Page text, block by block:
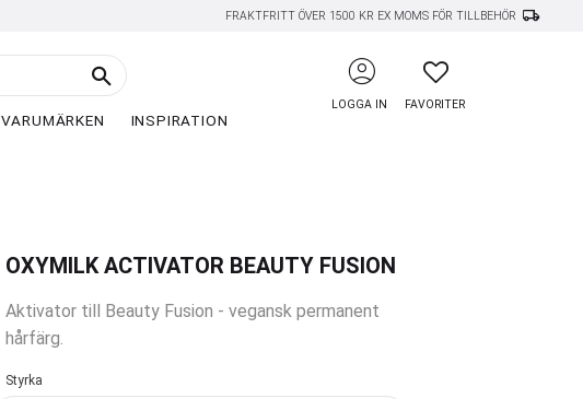
FRAKTFRITT ÖVER 1500 KR EX MOMS FÖR TILLBEHÖR local_shipping
account_circle
LOGGA IN
FAVORITER
FAVORITER
VARUMÄRKEN INSPIRATION
OXYMILK ACTIVATOR BEAUTY FUSION
Aktivator till Beauty Fusion - vegansk permanent
hårfärg.
Styrka